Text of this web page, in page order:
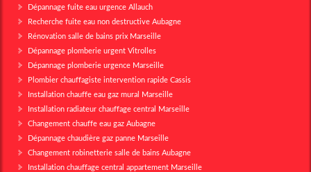
Dépannage fuite eau urgence Allauch
Recherche fuite eau non destructive Aubagne
Rénovation salle de bains prix Marseille
Dépannage plomberie urgent Vitrolles
Dépannage plomberie urgence Marseille
Plombier chauffagiste intervention rapide Cassis
Installation chauffe eau gaz mural Marseille
Installation radiateur chauffage central Marseille
Changement chauffe eau gaz Aubagne
Dépannage chaudière gaz panne Marseille
Changement robinetterie salle de bains Aubagne
Installation chauffage central appartement Marseille